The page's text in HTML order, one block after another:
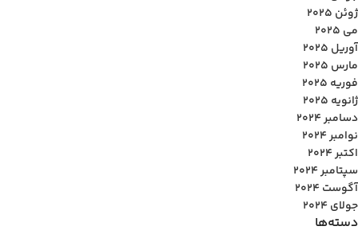
ژوئن 2025
می 2025
آوریل 2025
مارس 2025
فوریه 2025
ژانویه 2025
دسامبر 2024
نوامبر 2024
اکتبر 2024
سپتامبر 2024
آگوست 2024
جولای 2024
دسته‌ها